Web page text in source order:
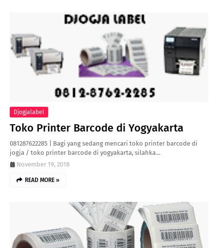
Djogjalabel
Toko Printer Barcode di Yogyakarta
081287622285 | Bagi yang sedang mencari toko printer barcode di
jogja / toko printer barcode di yogyakarta, silahka…
November 19, 2018
READ MORE »